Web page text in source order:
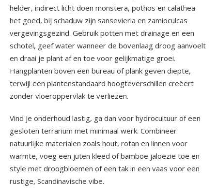
helder, indirect licht doen monstera, pothos en calathea
het goed, bij schaduw zijn sansevieria en zamioculcas
vergevingsgezind. Gebruik potten met drainage en een
schotel, geef water wanneer de bovenlaag droog aanvoelt
en draai je plant af en toe voor gelijkmatige groei.
Hangplanten boven een bureau of plank geven diepte,
terwijl een plantenstandaard hoogteverschillen creëert
zonder vloeroppervlak te verliezen.
Vind je onderhoud lastig, ga dan voor hydrocultuur of een
gesloten terrarium met minimaal werk. Combineer
natuurlijke materialen zoals hout, rotan en linnen voor
warmte, voeg een juten kleed of bamboe jaloezie toe en
style met droogbloemen of een tak in een vaas voor een
rustige, Scandinavische vibe.